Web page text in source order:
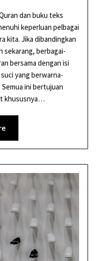
dan buku teks
keperluan pelbagai
kita. Jika dibandingkan
sekarang, berbagai-
bersama dengan isi
yang berwarna-
ini bertujuan
khususnya…